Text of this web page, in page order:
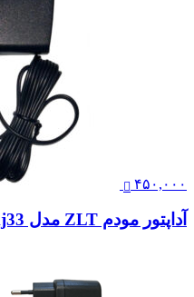
۴۵۰,۰۰۰
آداپتور مودم ZLT مدل kj33